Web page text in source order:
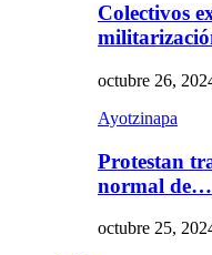
Colectivos
octubre 26,
Ayotzinapa
Protestan
normal de…
octubre 25,